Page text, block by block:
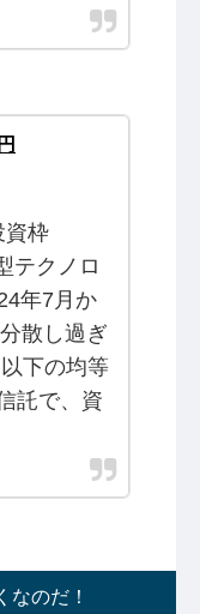
資枠
テクノロ
年7月か
散し過ぎ
下の均等
託で、資
なのだ！